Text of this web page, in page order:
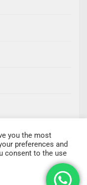
you the most
preferences and
consent to the use